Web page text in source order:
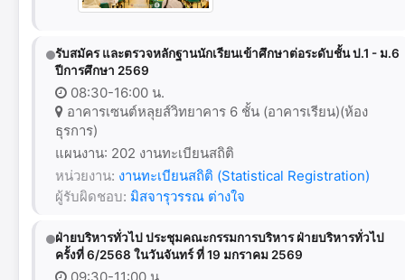
รับสมัคร และตรวจหลักฐานนักเรียนเข้าศึกษาต่อระดับชั้น ป.1 - ม.6
ปีการศึกษา 2569
08:30-16:00 น.
อาคารเซนต์หลุยส์วิทยาคาร 6 ชั้น (อาคารเรียน)(ห้อง
ธุรการ)
แผนงาน: 202 งานทะเบียนสถิติ
หน่วยงาน: งานทะเบียนสถิติ (Statistical Registration)
ผู้รับผิดชอบ: มิสจารุวรรณ ต่างใจ
ฝ่ายบริหารทั่วไป ประชุมคณะกรรมการบริหาร ฝ่ายบริหารทั่วไป
ครั้งที่ 6/2568 ในวันจันทร์ ที่ 19 มกราคม 2569